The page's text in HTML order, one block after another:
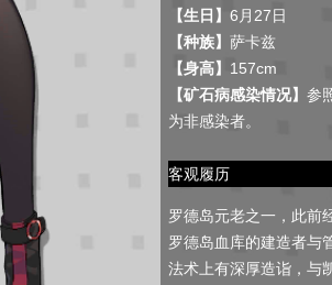
【生日】 6月27日
【种族】 萨卡兹
【身高】 157cm
【矿石病感染情况】 参
为非感染者。
客观履历
罗德岛元老之一，此前
罗德岛血库的建造者与
法术上有深厚造诣，与